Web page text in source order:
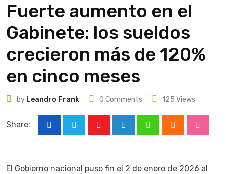
Fuerte aumento en el
Gabinete: los sueldos
crecieron más de 120%
en cinco meses
by Leandro Frank 0 Comments 125 Views
Share:
El Gobierno nacional puso fin el 2 de enero de 2026 al